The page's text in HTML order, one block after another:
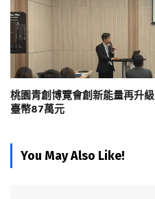
桃園青創博覽會創新能量再升
臺幣87萬元
You May Also Like!